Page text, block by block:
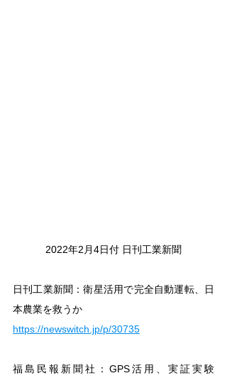
2022年2月4日付 日刊工業新聞
日刊工業新聞：衛星活用で完全自動運転、日
本農業を救うか
https://newswitch.jp/p/30735
福島民報新聞社：GPS活用、実証実験